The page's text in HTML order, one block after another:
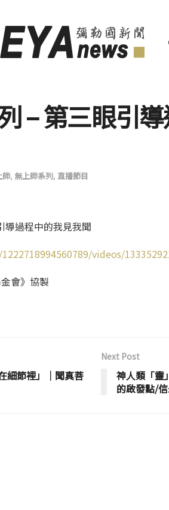
– 第三眼引
師, 無上師系列, 直播節目
導過程中的我見我聞
videos/
會》協製
細節裡」│聞真菩
Next Post
神人類「靈
的啟發點/